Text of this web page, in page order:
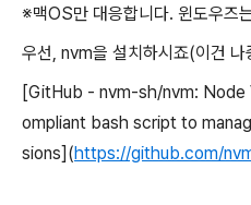
※맥OS만 대응합니다. 윈도우즈
우선, nvm을 설치하시죠(이건 나
[GitHub - nvm-sh/nvm: Node
ompliant bash script to
sions](https://github.com/